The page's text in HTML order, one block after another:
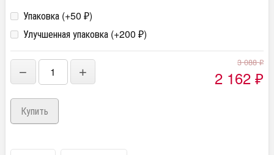
Упаковка (+50 ₽)
Улучшенная упаковка (+200 ₽)
− +
3 088₽
2 162 ₽